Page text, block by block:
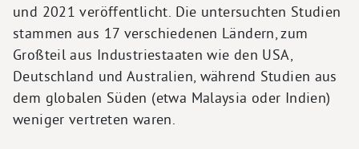
und 2021 veröffentlicht. Die untersuchten Studien
stammen aus 17 verschiedenen Ländern, zum
Großteil aus Industriestaaten wie den USA,
Deutschland und Australien, während Studien aus
dem globalen Süden (etwa Malaysia oder Indien)
weniger vertreten waren.